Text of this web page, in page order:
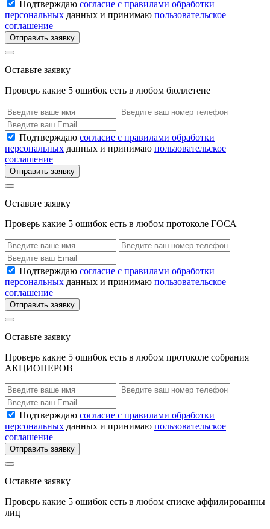
Подтверждаю согласие с правилами обработки
персональных данных и принимаю пользовательское
соглашение
Отправить заявку
Оставьте заявку
Проверь какие 5 ошибок есть в любом бюллетене
Подтверждаю согласие с правилами обработки
персональных данных и принимаю пользовательское
соглашение
Отправить заявку
Оставьте заявку
Проверь какие 5 ошибок есть в любом протоколе ГОСА
Подтверждаю согласие с правилами обработки
персональных данных и принимаю пользовательское
соглашение
Отправить заявку
Оставьте заявку
Проверь какие 5 ошибок есть в любом протоколе собрания
АКЦИОНЕРОВ
Подтверждаю согласие с правилами обработки
персональных данных и принимаю пользовательское
соглашение
Отправить заявку
Оставьте заявку
Проверь какие 5 ошибок есть в любом списке аффилированны
лиц